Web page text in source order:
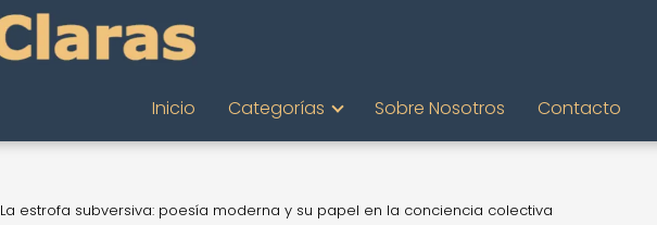
Inicio Categorías Sobre Nosotros Contacto
La estrofa subversiva: poesía moderna y su papel en la conciencia colectiva